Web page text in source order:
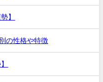
】
の性格や特徴